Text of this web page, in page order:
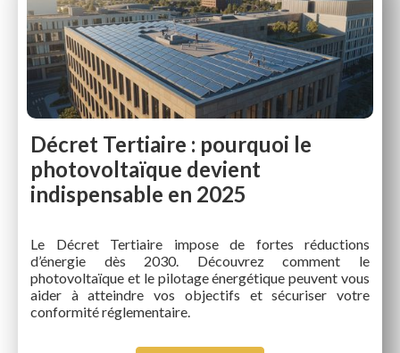
Décret Tertiaire : pourquoi le
photovoltaïque devient
indispensable en 2025
Le Décret Tertiaire impose de fortes réductions
d’énergie dès 2030. Découvrez comment le
photovoltaïque et le pilotage énergétique peuvent vous
aider à atteindre vos objectifs et sécuriser votre
conformité réglementaire.